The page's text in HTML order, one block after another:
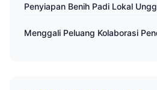
Penyiapan Benih Padi Lokal
Menggali Peluang Kolaborasi